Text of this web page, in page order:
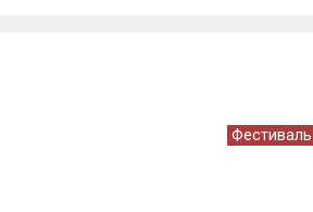
Фестиваль